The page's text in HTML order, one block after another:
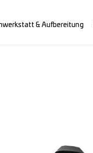
& Aufbereitung